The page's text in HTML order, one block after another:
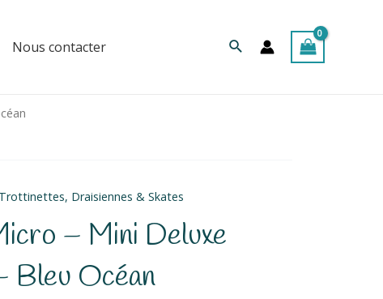
Nous contacter Rechercher
Trottinettes, Draisiennes & Skates
– Mini Deluxe
Bleu Océan